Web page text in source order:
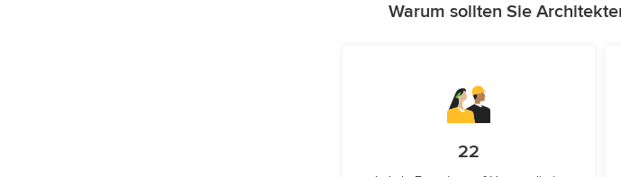
Warum sollten Sie
22